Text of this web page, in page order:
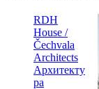
RDH
House /
Čechvala
Architects
Архитекту
ра